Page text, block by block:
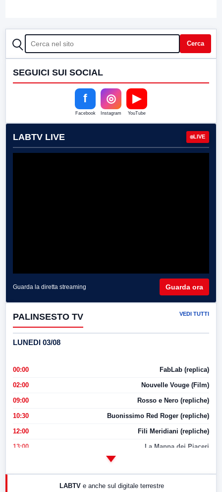
CERCA Cerca
SEGUICI SUI SOCIAL
f
Facebook
◎
Instagram
▶
YouTube
LABTV LIVE LIVE
Guarda la diretta streaming Guarda ora
PALINSESTO TV VEDI TUTTI
LUNEDI 03/08
00:00 FabLab (replica)
02:00 Nouvelle Vouge (Film)
09:00 Rosso e Nero (repliche)
10:30 Buonissimo Red Roger (repliche)
12:00 Fili Meridiani (repliche)
13:00 La Mappa dei Piaceri
17:00 LabNews (replica)
LABTV e anche sul digitale terrestre